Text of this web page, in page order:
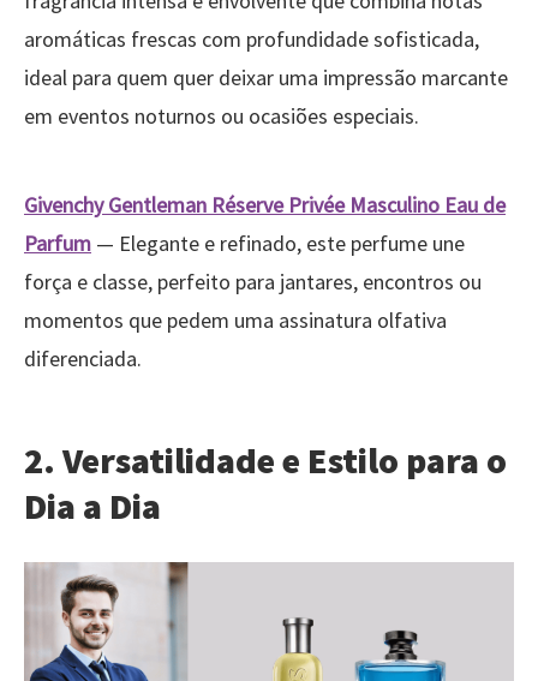
aromáticas frescas com profundidade sofisticada,
ideal para quem quer deixar uma impressão marcante
em eventos noturnos ou ocasiões especiais.
Givenchy Gentleman Réserve Privée Masculino Eau de
Parfum — Elegante e refinado, este perfume une
força e classe, perfeito para jantares, encontros ou
momentos que pedem uma assinatura olfativa
diferenciada.
2. Versatilidade e Estilo para o
Dia a Dia